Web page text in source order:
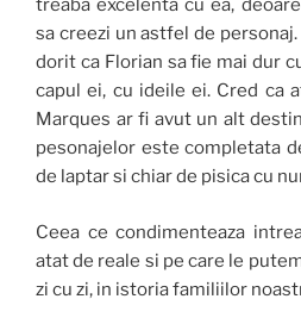
treaba excelenta cu ea,
sa creezi un astfel de
dorit ca Florian sa fie mai dur
capul ei, cu ideile ei. Cred ca
Marques ar fi avut un alt
pesonajelor este completata
de laptar si chiar de pisica cu
Ceea ce condimenteaza
atat de reale si pe care le
zi cu zi, in istoria familiilor